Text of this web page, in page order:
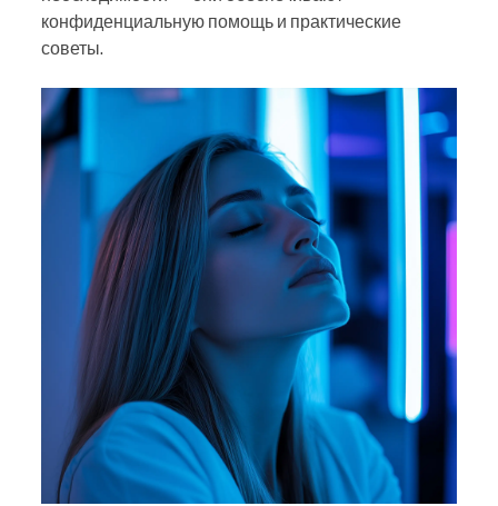
конфиденциальную помощь и практические
советы.